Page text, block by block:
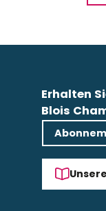
Erhalten
Blois